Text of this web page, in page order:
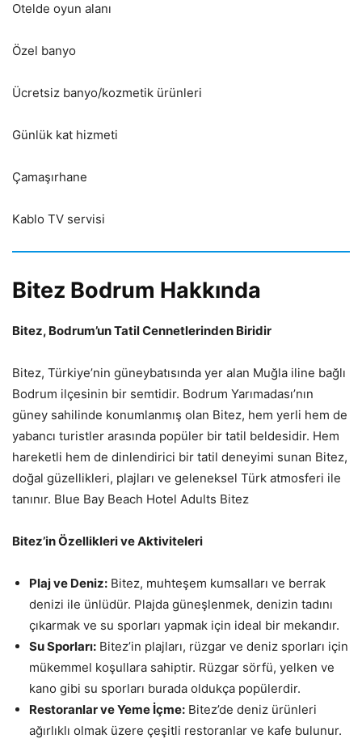
Otelde oyun alanı
Özel banyo
Ücretsiz banyo/kozmetik ürünleri
Günlük kat hizmeti
Çamaşırhane
Kablo TV servisi
Bitez Bodrum Hakkında
Bitez, Bodrum’un Tatil Cennetlerinden Biridir
Bitez, Türkiye’nin güneybatısında yer alan Muğla iline bağlı
Bodrum ilçesinin bir semtidir. Bodrum Yarımadası’nın
güney sahilinde konumlanmış olan Bitez, hem yerli hem de
yabancı turistler arasında popüler bir tatil beldesidir. Hem
hareketli hem de dinlendirici bir tatil deneyimi sunan Bitez,
doğal güzellikleri, plajları ve geleneksel Türk atmosferi ile
tanınır. Blue Bay Beach Hotel Adults Bitez
Bitez’in Özellikleri ve Aktiviteleri
Plaj ve Deniz: Bitez, muhteşem kumsalları ve berrak
denizi ile ünlüdür. Plajda güneşlenmek, denizin tadını
çıkarmak ve su sporları yapmak için ideal bir mekandır.
Su Sporları: Bitez’in plajları, rüzgar ve deniz sporları için
mükemmel koşullara sahiptir. Rüzgar sörfü, yelken ve
kano gibi su sporları burada oldukça popülerdir.
Restoranlar ve Yeme İçme: Bitez’de deniz ürünleri
ağırlıklı olmak üzere çeşitli restoranlar ve kafe bulunur.